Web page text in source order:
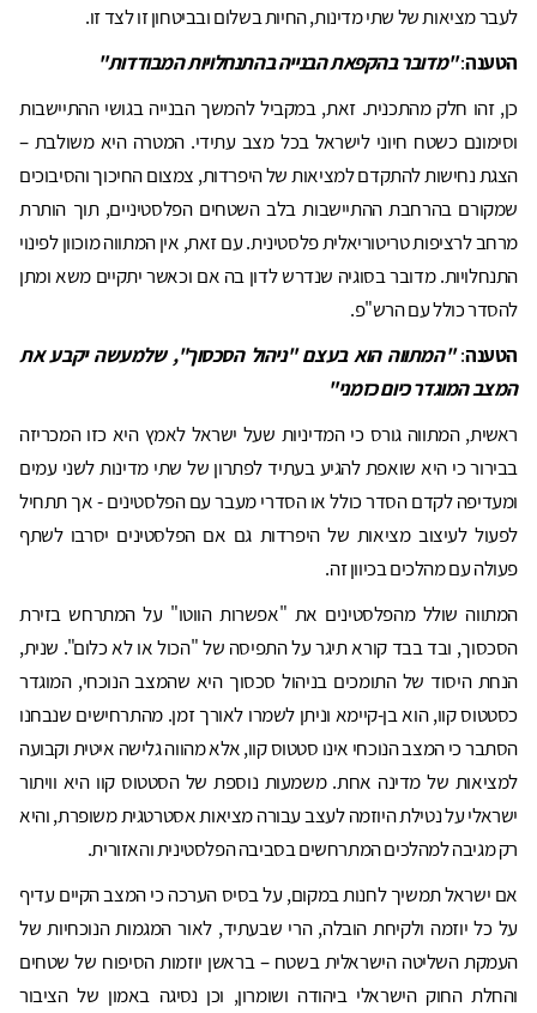
לעבר מציאות של שתי מדינות, החיות בשלום ובביטחון זו לצד זו.
הטענה:"מדובר בהקפאת הבנייה בהתנחלויות המבודדות"
כן, זהו חלק מהתכנית. זאת, במקביל להמשך הבנייה בגושי ההתיישבות
וסימונם כשטח חיוני לישראל בכל מצב עתידי. המטרה היא משולבת –
הצגת נחישות להתקדם למציאות של היפרדות, צמצום החיכוך והסיבוכים
שמקורם בהרחבת ההתיישבות בלב השטחים הפלסטיניים, תוך הותרת
מרחב לרציפות טריטוריאלית פלסטינית. עם זאת, אין המתווה מוכוון לפינוי
התנחלויות. מדובר בסוגיה שנדרש לדון בה אם וכאשר יתקיים משא ומתן
להסדר כולל עם הרש"פ.
הטענה:"המתווה הוא בעצם "ניהול הסכסוך", שלמעשה יקבע את
המצב המוגדר כיום כזמני"
ראשית, המתווה גורס כי המדיניות שעל ישראל לאמץ היא כזו המכריזה
בבירור כי היא שואפת להגיע בעתיד לפתרון של שתי מדינות לשני עמים
ומעדיפה לקדם הסדר כולל או הסדרי מעבר עם הפלסטינים - אך תתחיל
לפעול לעיצוב מציאות של היפרדות גם אם הפלסטינים יסרבו לשתף
פעולה עם מהלכים בכיוון זה.
המתווה שולל מהפלסטינים את "אפשרות הווטו" על המתרחש בזירת
הסכסוך, ובד בבד קורא תיגר על התפיסה של "הכול או לא כלום". שנית,
הנחת היסוד של התומכים בניהול סכסוך היא שהמצב הנוכחי, המוגדר
כסטטוס קוו, הוא בן-קיימא וניתן לשמרו לאורך זמן. מהתרחישים שנבחנו
הסתבר כי המצב הנוכחי אינו סטטוס קוו, אלא מהווה גלישה איטית וקבועה
למציאות של מדינה אחת. משמעות נוספת של הסטטוס קוו היא וויתור
ישראלי על נטילת היוזמה לעצב עבורה מציאות אסטרטגית משופרת, והיא
רק מגיבה למהלכים המתרחשים בסביבה הפלסטינית והאזורית.
אם ישראל תמשיך לחנות במקום, על בסיס הערכה כי המצב הקיים עדיף
על כל יוזמה ולקיחת הובלה, הרי שבעתיד, לאור המגמות הנוכחיות של
העמקת השליטה הישראלית בשטח – בראשן יוזמות הסיפוח של שטחים
והחלת החוק הישראלי ביהודה ושומרון, וכן נסיגה באמון של הציבור